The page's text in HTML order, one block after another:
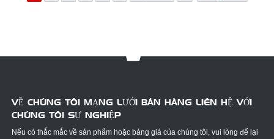
VỀ CHÚNG TÔI MẠNG LƯỚI BÁN HÀNG LIÊN HỆ VỚI
CHÚNG TÔI SỰ NGHIỆP
Nếu có thắc mắc về sản phẩm hoặc bảng giá của chúng tôi, vui lòng để lại